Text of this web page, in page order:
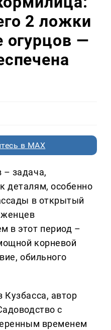
2 ложки
огурцов —
в MAX
– задача,
деталям, особенно
в открытый
в этот период –
корневой
обильного
автор
с
временем